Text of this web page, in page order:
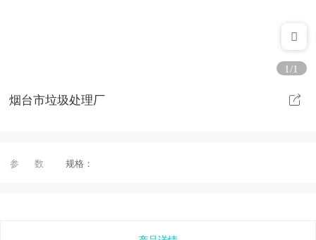
1/1
烟台市垃圾处理厂
参 数 规格：